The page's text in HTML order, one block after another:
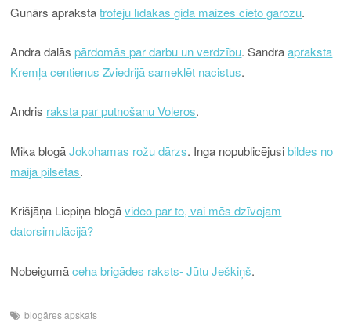
Gunārs aprakstatrofeju līdakas gida maizes cieto garozu.
Andra dalāspārdomās par darbu un verdzību. Sandraapraksta
Kremļa centienus Zviedrijā sameklēt nacistus.
Andris raksta par putnošanu Voleros.
Mika blogāJokohamas rožu dārzs. Inga nopublicējusibildes no
maija pilsētas.
Krišjāņa Liepiņa blogāvideo par to, vai mēs dzīvojam
datorsimulācijā?
Nobeigumāceha brigādes raksts- Jūtu Ješkiņš.
blogāres apskats